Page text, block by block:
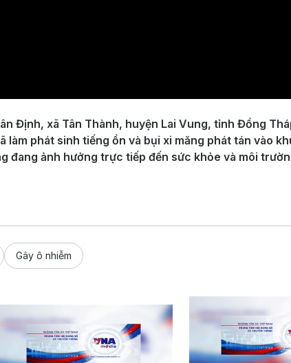
Định, xã Tân Thành, huyện Lai Vung, tỉnh Đồng
làm phát sinh tiếng ồn và bụi xi măng phát tán vào
đang ảnh hưởng trực tiếp đến sức khỏe và môi
Gây ô nhiễm